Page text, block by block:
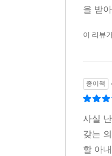
제4기 트
트로트는
전성기를
트로트가
한편 저자
을 받
이 리뷰
종이책
사실
갖는
할 아